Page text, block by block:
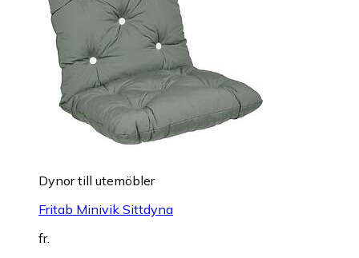
Dynor till utemöbler
Fritab Minivik Sittdyna
fr.